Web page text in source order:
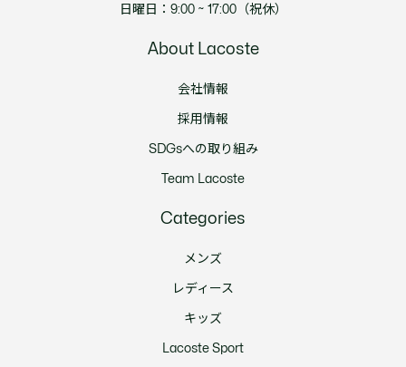
日曜日：9:00 ~ 17:00（祝休）
About Lacoste
会社情報
採用情報
SDGsへの取り組み
Team Lacoste
Categories
メンズ
レディース
キッズ
Lacoste Sport